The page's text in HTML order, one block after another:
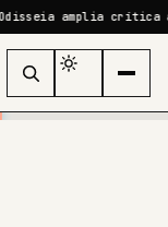
crítica a Nolan e